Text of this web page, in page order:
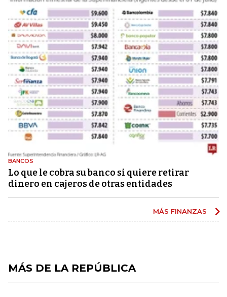
BANCOS
Lo que le cobra su banco si quiere retirar
dinero en cajeros de otras entidades
MÁS FINANZAS
MÁS DE LA REPÚBLICA